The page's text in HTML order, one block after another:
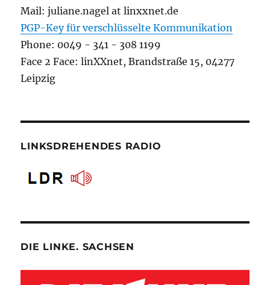
Mail: juliane.nagel at linxxnet.de
PGP-Key für verschlüsselte Kommunikation
Phone: 0049 - 341 - 308 1199
Face 2 Face: linXXnet, Brandstraße 15, 04277
Leipzig
LINKSDREHENDES RADIO
DIE LINKE. SACHSEN